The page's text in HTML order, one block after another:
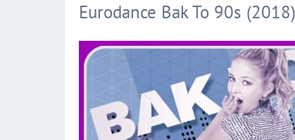
Eurodance Bak To 90s (2018)